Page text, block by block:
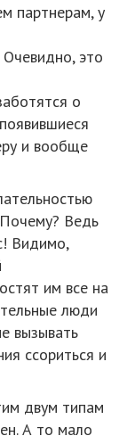
партнерам, у
это
о
и вообще
Ведь
Видимо,
им все на
люди
вызывать
ссориться и
двум типам
А то мало